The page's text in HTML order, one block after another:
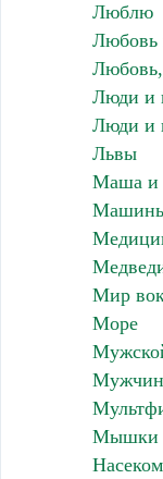
Люблю
Любовь
Люди и
Люди и
Львы
Маша и
Мир
Море
Мышки